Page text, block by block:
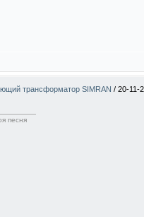
трансформатор SIMRAN / 20-11-
песня